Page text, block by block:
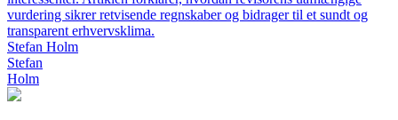
vurdering sikrer retvisende regnskaber og bidrager til et sundt og
transparent erhvervsklima.
Stefan Holm
Stefan
Holm